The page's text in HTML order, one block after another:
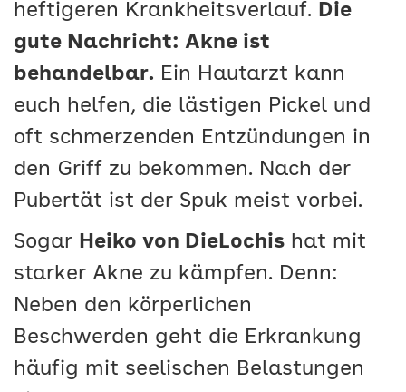
heftigeren Krankheitsverlauf. Die
gute Nachricht: Akne ist
behandelbar. Ein Hautarzt kann
euch helfen, die lästigen Pickel und
oft schmerzenden Entzündungen in
den Griff zu bekommen. Nach der
Pubertät ist der Spuk meist vorbei.
Sogar Heiko von DieLochis hat mit
starker Akne zu kämpfen. Denn:
Neben den körperlichen
Beschwerden geht die Erkrankung
häufig mit seelischen Belastungen